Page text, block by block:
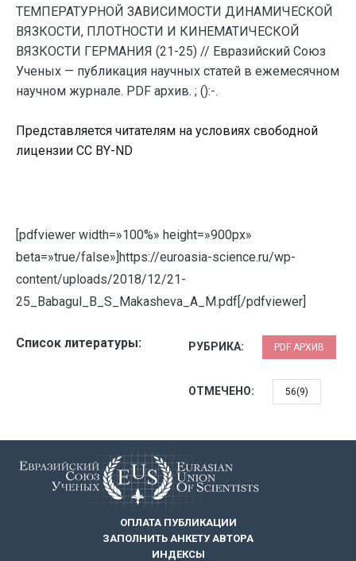
ТЕМПЕРАТУРНОЙ ЗАВИСИМОСТИ ДИНАМИЧЕСКОЙ
ВЯЗКОСТИ, ПЛОТНОСТИ И КИНЕМАТИЧЕСКОЙ
ВЯЗКОСТИ ГЕРМАНИЯ (21-25) // Евразийский Союз
Ученых — публикация научных статей в ежемесячном
научном журнале. PDF архив. ; ():-.
Представляется читателям на условиях свободной
лицензии CC BY-ND
[pdfviewer width=»100%» height=»900px»
beta=»true/false»]https://euroasia-science.ru/wp-
content/uploads/2018/12/21-
25_Babagul_B_S_Makasheva_A_M.pdf[/pdfviewer]
Список литературы: РУБРИКА: PDF АРХИВ
ОТМЕЧЕНО: 56(9)
ОПЛАТА ПУБЛИКАЦИИ
ЗАПОЛНИТЬ АНКЕТУ АВТОРА
ИНДЕКСЫ